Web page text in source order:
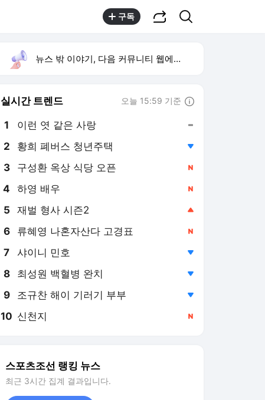
구독
뉴스 밖 이야기, 다음 커뮤니티 웹에서 보기
실시간 트렌드 오늘 15:59 기준
1 이런 엿 같은 사랑
2 황희 폐버스 청년주택
4 하영 배우
5 재벌 형사 시즌2
6 류혜영 나혼자산다 고경표
7 샤이니 민호
8 최성원 백혈병 완치
9 조규찬 해이 기러기 부부
10 신천지
스포츠조선 랭킹 뉴스
최근 3시간 집계 결과입니다.